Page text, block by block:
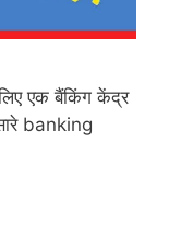
एक बैंकिंग केंद्र
banking